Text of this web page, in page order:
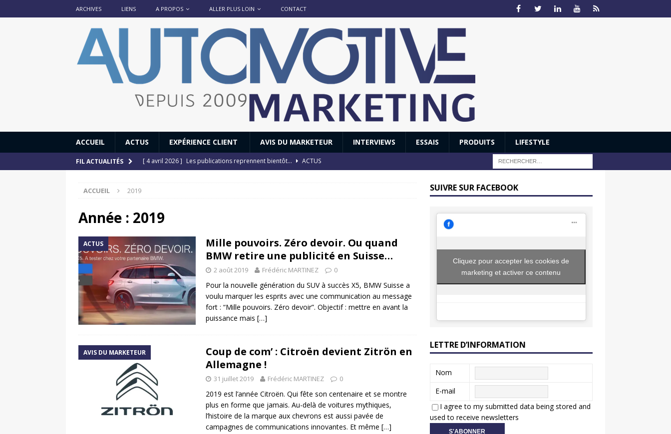
ARCHIVES LIENS A PROPOS ALLER PLUS LOIN CONTACT
ACCUEIL ACTUS EXPÉRIENCE CLIENT AVIS DU MARKETEUR INTERVIEWS ESSAIS PRODUITS LIFESTYLE
FIL ACTUALITÉS [ 4 avril 2026 ] Les publications reprennent bientôt…
ACTUS
[ 6 juillet 2025 ]
[ 11 avril 2020 ] #StayHome : Honda dévoile un spot publicitaire… confiné! ACTUS
ACCUEIL 2019
Année : 2019
ACTUS
Mille pouvoirs. Zéro devoir. Ou quand
BMW retire une publicité en Suisse…
2 août 2019 Frédéric MARTINEZ 0
Pour la nouvelle génération du SUV à succès X5, BMW Suisse a
voulu marquer les esprits avec une communication au message
fort : “Mille pouvoirs. Zéro devoir”. Objectif : mettre en avant la
puissance mais […]
AVIS DU MARKETEUR
Coup de com’ : Citroën devient Zitrön en
Allemagne !
31 juillet 2019 Frédéric MARTINEZ 0
2019 est l’année Citroën. Qui fête son centenaire et se montre
plus en forme que jamais. Au-delà de voitures mythiques,
l’histoire de la marque aux chevrons est aussi pavée de
campagnes de communications innovantes. Et même […]
SUIVRE SUR FACEBOOK
Cliquez pour accepter les cookies de
marketing et activer ce contenu
LETTRE D’INFORMATION
Nom
E-mail
I agree to my submitted data being stored and
used to receive newsletters